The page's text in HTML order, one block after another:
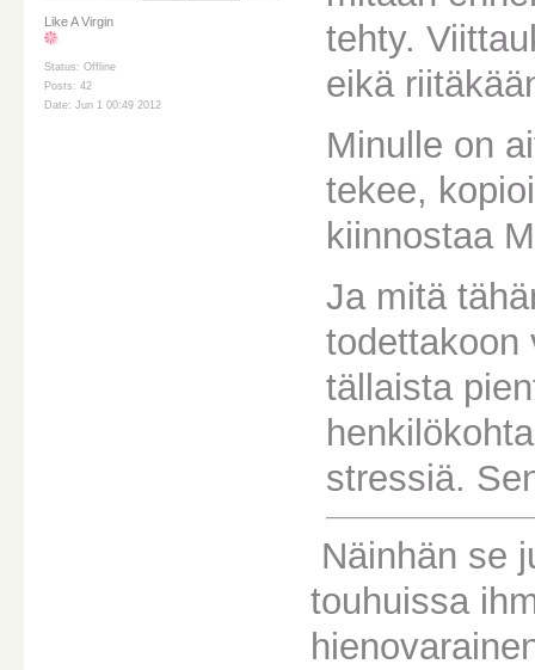
Like A Virgin
Status: Offline
Posts: 42
Date: Jun 1 00:49 2012
tehty.
eikä
Minulle on
tekee,
kiinnostaa
Ja mitä
todettakoon
tällaista
stressiä.
Näinhän se
touhuissa